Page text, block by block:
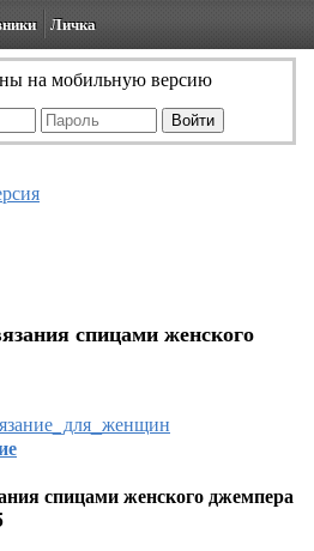
Личка
на мобильную версию
спицами женского
спицами женского джемпера